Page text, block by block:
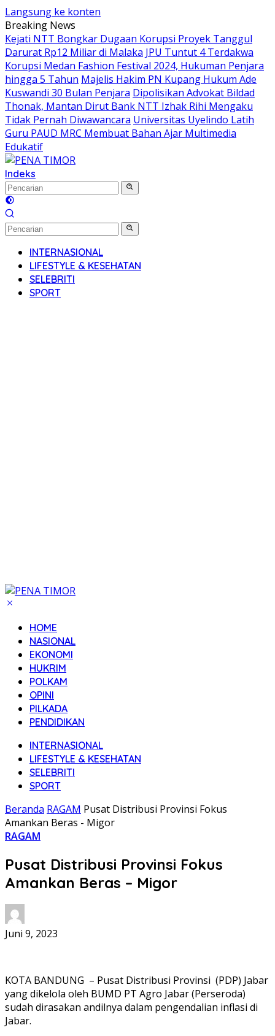
Langsung ke konten
Breaking News
Kejati NTT Bongkar Dugaan Korupsi Proyek Tanggul
Darurat Rp12 Miliar di Malaka JPU Tuntut 4 Terdakwa
Korupsi Medan Fashion Festival 2024, Hukuman Penjara
hingga 5 Tahun Majelis Hakim PN Kupang Hukum Ade
Kuswandi 30 Bulan Penjara Dipolisikan Advokat Bildad
Thonak, Mantan Dirut Bank NTT Izhak Rihi Mengaku
Tidak Pernah Diwawancara Universitas Uyelindo Latih
Guru PAUD MRC Membuat Bahan Ajar Multimedia
Edukatif
Indeks
INTERNASIONAL
LIFESTYLE & KESEHATAN
SELEBRITI
SPORT
HOME
NASIONAL
EKONOMI
HUKRIM
POLKAM
OPINI
PILKADA
PENDIDIKAN
INTERNASIONAL
LIFESTYLE & KESEHATAN
SELEBRITI
SPORT
Beranda RAGAM Pusat Distribusi Provinsi Fokus
Amankan Beras - Migor
RAGAM
Pusat Distribusi Provinsi Fokus
Amankan Beras – Migor
Juni 9, 2023
KOTA BANDUNG – Pusat Distribusi Provinsi (PDP) Jabar
yang dikelola oleh BUMD PT Agro Jabar (Perseroda)
sudah dirasakan andilnya dalam pengendalian inflasi di
Jabar.